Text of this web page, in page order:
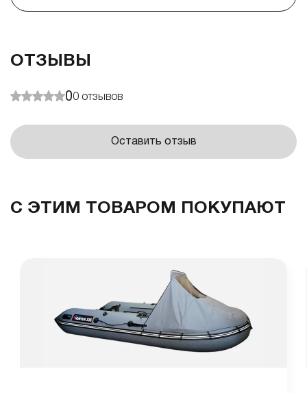
ОТЗЫВЫ
00 отзывов
Оставить отзыв
С ЭТИМ ТОВАРОМ ПОКУПАЮТ